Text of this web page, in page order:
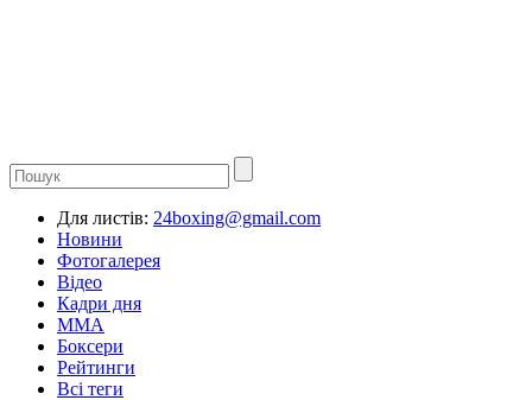
Для листів: 24boxing@gmail.com
Новини
Фотогалерея
Відео
Кадри дня
ММА
Боксери
Рейтинги
Всі теги